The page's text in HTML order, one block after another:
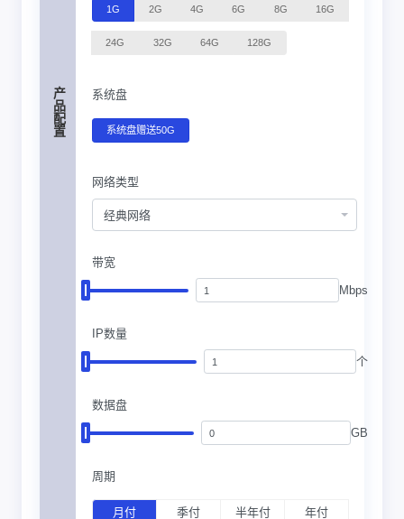
产品配置
1G 2G 4G 6G 8G 16G
24G 32G 64G 128G
系统盘
系统盘赠送50G
网络类型
经典网络
带宽
Mbps
IP数量
个
数据盘
GB
周期
月付 季付 半年付 年付